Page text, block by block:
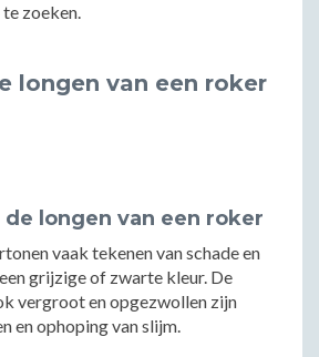
zoeken.
longen van een roker
longen van een roker
vaak tekenen van schade en
grijzige of zwarte kleur. De
vergroot en opgezwollen zijn
en ophoping van slijm.